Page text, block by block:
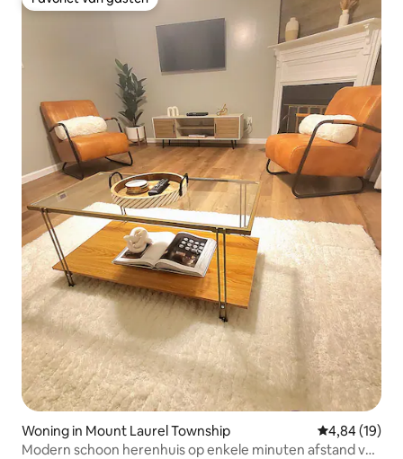
Favoriet van gasten
Woning in Mount Laurel Township Gemiddelde
4,84 (19)
Modern schoon herenhuis op enkele minuten afstand van